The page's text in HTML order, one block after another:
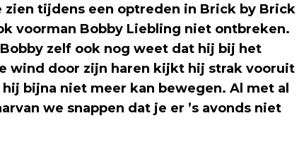
zien tijdens een optreden in Brick by Brick
voorman Bobby Liebling niet ontbreken.
zelf ook nog weet dat hij bij het
wind door zijn haren kijkt hij strak vooruit
bijna niet meer kan bewegen. Al met al
we snappen dat je er ’s avonds niet